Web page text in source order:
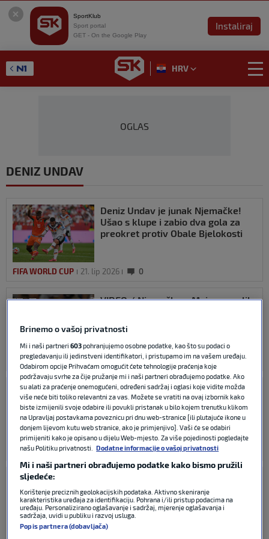
SportKlub
Sport portal
GET - On the Google Play
Instaliraj
HRV
OGLAS
DENIZ UNDAV
Deniz Undav je junak Njemačke!
Ušao s klupe i zabio dva gola za
preokret protiv Obale Bjelokosti
FIFA WORLD CUP 21. lip 2026 0
VIDEO / Njemačka u Mainzu uvalila
MEĐUNARODNI NOGOMET 31. svi 2026 0
VIDEO / 50 tisuća navijača u
Stuttgartu je zazivalo samo jedno
ime, Nagelsmann im ispunio želju
FIFA WORLD CUP 31. ožu 2026 0
utakmica srušio Leipzig
Brinemo o vašoj privatnosti
Mi i naši partneri603pohranjujemo osobne podatke, kao što su podaci o
pregledavanju ili jedinstveni identifikatori, i pristupamo im na vašem uređaju.
Odabirom opcije Prihvaćam omogućit ćete tehnologije praćenja koje
podržavaju svrhe za čije pružanje mi i naši partneri obrađujemo podatke. Ako
su alati za praćenje onemogućeni, određeni sadržaj i oglasi koje vidite možda
više neće biti toliko relevantni za vas. Možete se vratiti na ovaj izbornik kako
biste izmijenili svoje odabire ili povukli pristanak u bilo kojem trenutku klikom
na Upravljaj postavkama poveznicu pri dnu web-stranice [ili plutajuće ikone u
donjem lijevom kutu web stranice, ako je primjenjivo]. Vaši će se odabiri
primijeniti kako je opisano u dijelu Web-mjesto. Za više pojedinosti pogledajte
našu Politiku privatnosti.
Dodatne informacije o vašoj privatnosti
Mi i naši partneri obrađujemo podatke kako bismo pružili
sljedeće:
Korištenje preciznih geolokacijskih podataka. Aktivno skeniranje
karakteristika uređaja za identifikaciju. Pohrana i/ili pristup podacima na
uređaju. Personalizirano oglašavanje i sadržaj, mjerenje oglašavanja i
sadržaja, uvidi u publiku i razvoj usluga.
Popis partnera (dobavljača)